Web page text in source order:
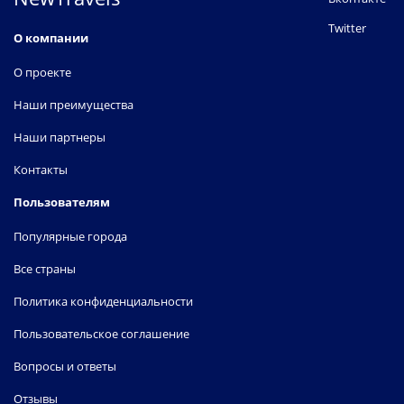
О компании
О проекте
Наши преимущества
Наши партнеры
Контакты
Пользователям
Популярные города
Все страны
Политика конфиденциальности
Пользовательское соглашение
Вопросы и ответы
Отзывы
Twitter